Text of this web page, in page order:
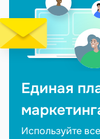
Единая
Используйте